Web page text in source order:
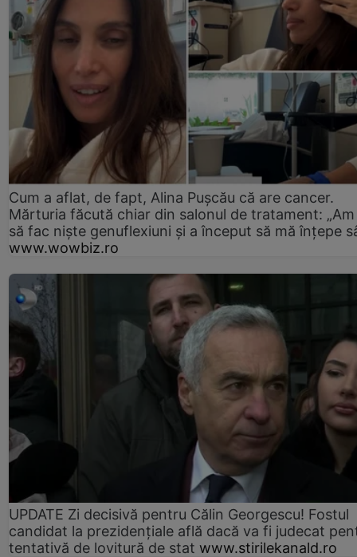
Cum a aflat, de fapt, Alina Pușcău că are cancer.
Mărturia făcută chiar din salonul de tratament:
să fac niște genuflexiuni și a început să mă înțepe
www.wowbiz.ro
UPDATE Zi decisivă pentru Călin Georgescu! Fostul
candidat la prezidențiale află dacă va fi judecat
tentativă de lovitură de stat www.stirilekanald.ro